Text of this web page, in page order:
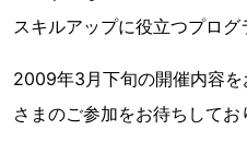
スキルアップに役立つプログ
2009年3月下旬の開催内容
さまのご参加をお待ちしてお